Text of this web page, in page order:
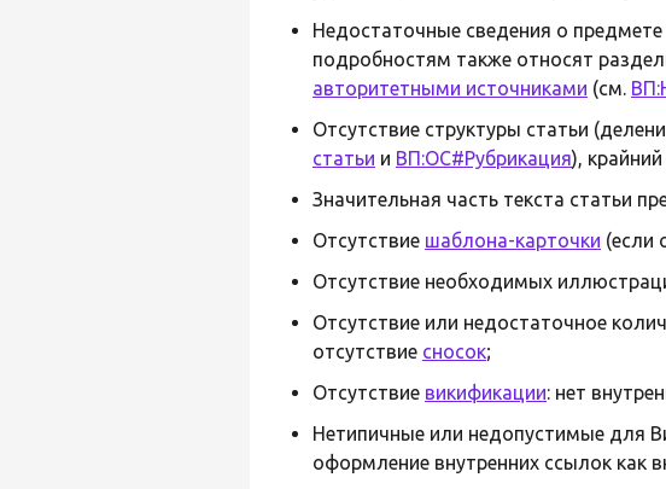
Недостаточные сведения о
подробностям также относят
авторитетными источниками (см.
Отсутствие структуры статьи
статьи и ВП:ОС#Рубрикация),
Значительная часть текста статьи
Отсутствие шаблона-карточки (если
Отсутствие необходимых
Отсутствие или недостаточное
отсутствие сносок;
Отсутствие викификации: нет
Нетипичные или недопустимые для
оформление внутренних ссылок как